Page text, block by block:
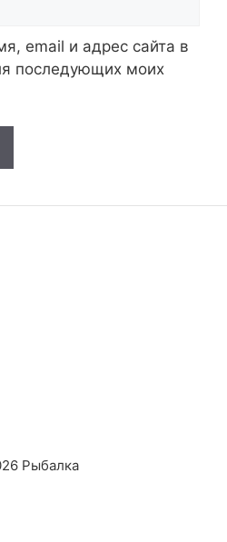
email и адрес сайта в
последующих моих
Рыбалка